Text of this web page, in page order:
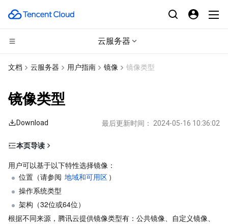
云服务器
计算
轻量应用服务器
GPU 云服务器
专用宿主机
边缘安全加速平台 EO
全站加速网络
DDoS 防护
边缘计算
批量计算
高性能计算集群
容器
容器服务
分布式云
文档 云服务器 用户指南 镜像 镜像类型
镜像类型
Download 最后更新时间： 2024-05-16 10:36:02
本页导读
自定义镜像
共享镜像
用户可以基于以下特性选择镜像：
位置（请参阅 地域和可用区 ）
操作系统类型
架构（32位或64位）
根据不同来源，腾讯云提供镜像类型有：公共镜像、自定义镜像、